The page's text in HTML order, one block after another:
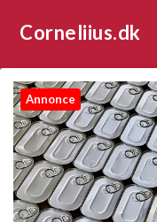
Corneliius.dk
Annonce